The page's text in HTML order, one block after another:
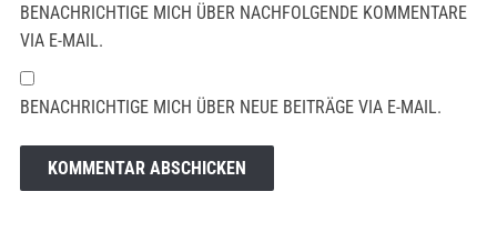
BENACHRICHTIGE MICH ÜBER NACHFOLGENDE KOMMENTARE
VIA E-MAIL.
BENACHRICHTIGE MICH ÜBER NEUE BEITRÄGE VIA E-MAIL.